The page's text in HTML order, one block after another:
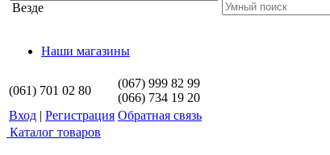
Везде
Наши магазины
(061) 701 02 80
(067) 999 82 99
(066) 734 19 20
Вход | Регистрация Обратная связь
Каталог товаров